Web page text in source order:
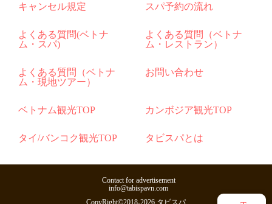
キャンセル規定 スパ予約の流れ
よくある質問(ベトナ
ム・スパ)
よくある質問（ベトナ
ム・レストラン）
よくある質問（ベトナ
ム・現地ツアー）
お問い合わせ
ベトナム観光TOP カンボジア観光TOP
タイ/バンコク観光TOP タビスパとは
Contact for advertisement
info@tabispavn.com
CopyRight©2018-2026 タビスパ